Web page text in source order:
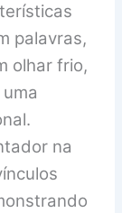
palavras,
olhar frio,
na